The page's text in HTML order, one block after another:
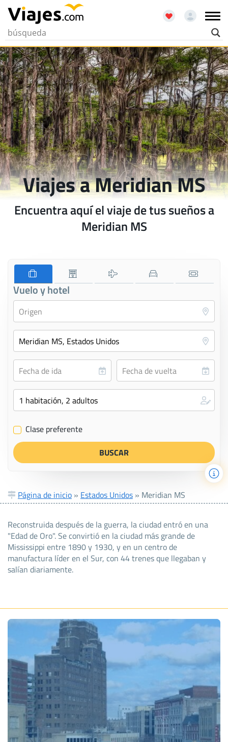
Viajes a Meridian MS
Encuentra aquí el viaje de tus sueños a
Meridian MS
Vuelo y hotel
✔ Clase preferente
Página de inicio » Estados Unidos » Meridian MS
Reconstruida después de la guerra, la ciudad entró en una
"Edad de Oro". Se convirtió en la ciudad más grande de
Mississippi entre 1890 y 1930, y en un centro de
manufactura líder en el Sur, con 44 trenes que llegaban y
salían diariamente.